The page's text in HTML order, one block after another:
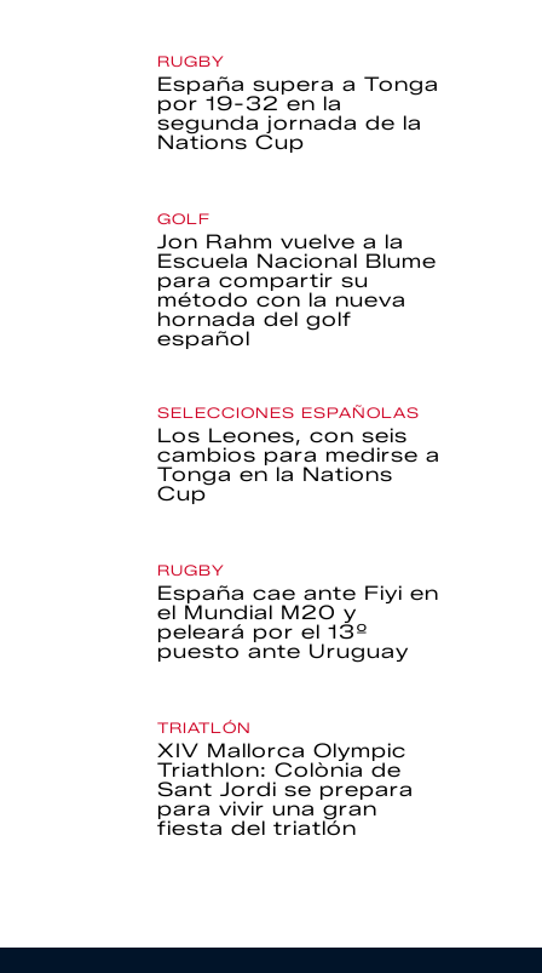
RUGBY
España supera a Tonga
por 19-32 en la
segunda jornada de la
Nations Cup
GOLF
Jon Rahm vuelve a la
Escuela Nacional Blume
para compartir su
método con la nueva
hornada del golf
español
SELECCIONES ESPAÑOLAS
Los Leones, con seis
cambios para medirse a
Tonga en la Nations
Cup
RUGBY
España cae ante Fiyi en
el Mundial M20 y
peleará por el 13º
puesto ante Uruguay
TRIATLÓN
XIV Mallorca Olympic
Triathlon: Colònia de
Sant Jordi se prepara
para vivir una gran
fiesta del triatlón